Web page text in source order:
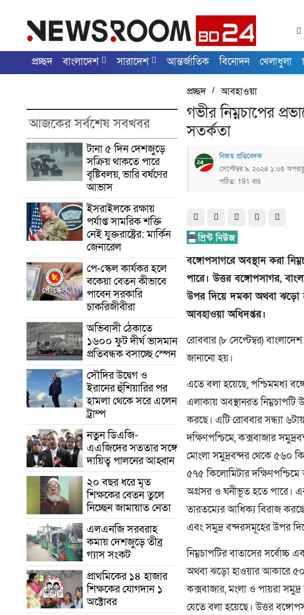
প্রচ্ছদ বাংলাদেশ সারাদেশ আন্তর্জাতিক বিনোদন খেলাধুলা
আজকের সর্বশেষ সবখবর
টানা ৫ দিন দেশজুড়ে
সক্রিয় থাকতে পারে
বৃষ্টিবলয়, ভারি বর্ষণের
আভাস
ইসরাইলকে রক্ষায়
পর্যাপ্ত সামরিক শক্তি
নেই যুক্তরাষ্ট্রের: মার্কিন
জেনারেল
পে-স্কেল কার্যকর হলে
বকেয়া বেতন কীভাবে
পাবেন সরকারি
চাকরিজীবীরা
অভিবাসী ঠেকাতে
১৬০০ ফুট দীর্ঘ ভাসমান
প্রতিবন্ধক বসাচ্ছে স্পেন
সৌদির উদ্বেগ ও
ইরানের হুঁশিয়ারির পর
হামলা থেকে সরে এলেন
ট্রাম্প
নতুন ডিএজি-
এএজিদের সততার সঙ্গে
দায়িত্ব পালনের আহ্বান
২০ বছর ধরে মৃত
শিক্ষকের বেতন তুলে
নিচ্ছেন জামায়াত নেতা
এলএনজি সরবরাহ
কমায় দেশজুড়ে তীব্র
গ্যাস সংকট
প্রাথমিকের ১৪ হাজার
শিক্ষকের যোগদান ১
অক্টোবর
প্রচ্ছদ/আবহাওয়া
গভীর নিম্নচাপের
সতর্কতা
নিজস্ব প্রতিবেদক
সেপ্টেম্বর ৯, ২০২৪ ১:০৩
পঠিত: 191 বার
বঙ্গোপসাগরে অবস্থান করা
পারে। উত্তর বঙ্গোপসাগর,
উপর দিয়ে দমকা অথবা ঝড়ো
আবহাওয়া অধিদপ্তর।
রোববার (৮ সেপ্টেম্বর)
জানানো হয়।
এতে বলা হয়েছে, পশ্চিমমধ্য
এলাকায় অবস্থানরত
করছে। এটি রোববার সন্ধ্যা
দক্ষিণপশ্চিমে, কক্সবাজার
মোংলা সমুদ্রবন্দর থেকে ৫৬০
৫৭৫ কিলোমিটার
অগ্রসর ও ঘনীভূত হতে পারে।
তারতম্যের আধিক্য বিরাজ
এবং সমুদ্র বন্দরসমূহের উপর
নিম্নচাপটির বাতাসের
অথবা ঝড়ো হাওয়ার আকারে ৫০
কক্সবাজার, মংলা ও পায়রা
যেতে বলা হয়েছে। উত্তর